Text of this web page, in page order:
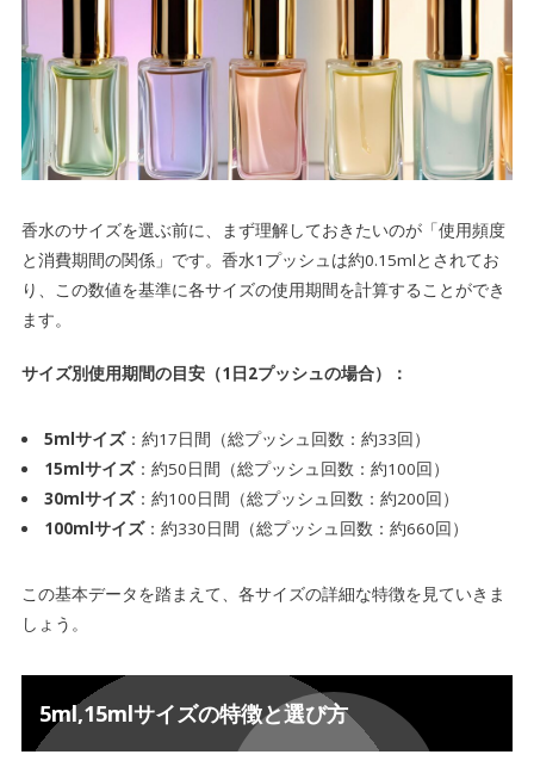
3. 30mlサイズの香水の特徴と選び方は？
3-1.30mlサイズの圧倒的バランス：価格・デザイン・容
量の黄金比
3-2.30mlサイズのデメリット：中期的な品質劣化リスク
4-1.
100mlサイズの経済的優位性：圧倒的なコスパ
4-2.
100mlサイズのデメリット：高価格と品質劣化リス
6.
香水サブスクサービスは本当にお得なのか？
7.
まとめ：あなたに最適な香水サイズの選び方
香水のサイズを選ぶ前に、まず理解しておきたいのが「使用頻度
と消費期間の関係」です。香水1プッシュは約0.15mlとされてお
り、この数値を基準に各サイズの使用期間を計算することができ
ます。
サイズ別使用期間の目安（1日2プッシュの場合）：
5mlサイズ：約17日間（総プッシュ回数：約33回）
15mlサイズ：約50日間（総プッシュ回数：約100回）
30mlサイズ：約100日間（総プッシュ回数：約200回）
100mlサイズ：約330日間（総プッシュ回数：約660回）
この基本データを踏まえて、各サイズの詳細な特徴を見ていきま
しょう。
5ml,15mlサイズの特徴と選び方